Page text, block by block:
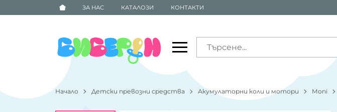
ЗА НАС КАТАЛОЗИ КОНТАКТИ
Начало Детски превозни средства Акумулаторни коли и мотори Moni